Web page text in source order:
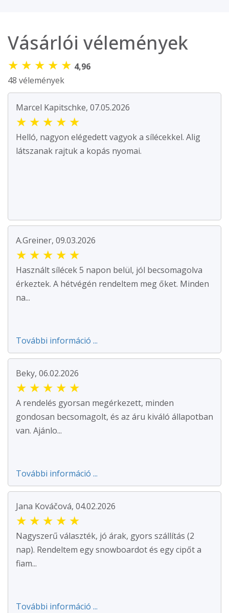
Vásárlói vélemények
★ ★ ★ ★ ★ 4,96
48 vélemények
Marcel Kapitschke, 07.05.2026
★ ★ ★ ★ ★
Helló, nagyon elégedett vagyok a sílécekkel. Alig
látszanak rajtuk a kopás nyomai.
A.Greiner, 09.03.2026
★ ★ ★ ★ ★
Használt sílécek 5 napon belül, jól becsomagolva
érkeztek. A hétvégén rendeltem meg őket. Minden
na...
További információ ...
Beky, 06.02.2026
★ ★ ★ ★ ★
A rendelés gyorsan megérkezett, minden
gondosan becsomagolt, és az áru kiváló állapotban
van. Ajánlo...
További információ ...
Jana Kováčová, 04.02.2026
★ ★ ★ ★ ★
Nagyszerű választék, jó árak, gyors szállítás (2
nap). Rendeltem egy snowboardot és egy cipőt a
fiam...
További információ ...